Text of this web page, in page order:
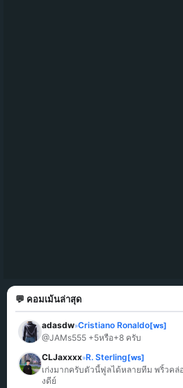
💬 คอมเม้นล่าสุด
adasdw»Cristiano Ronaldo[ws]
@JAMs555 +5หรือ+8 ครับ
CLJaxxxx»R. Sterling[ws]
เก่งมากครับตัวนี้ฟูลได้หลายทีม พริ้วค
งดีย์